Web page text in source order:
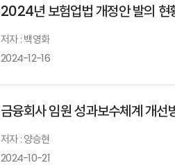
2024년 보험업법 개정안 발의 현
저자 : 백영화
2024-12-16
금융회사 임원 성과보수체계 개선
저자 : 양승현
2024-10-21